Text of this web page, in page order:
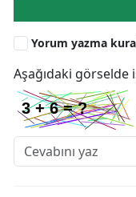
Yorum yazma
Aşağıdaki görselde